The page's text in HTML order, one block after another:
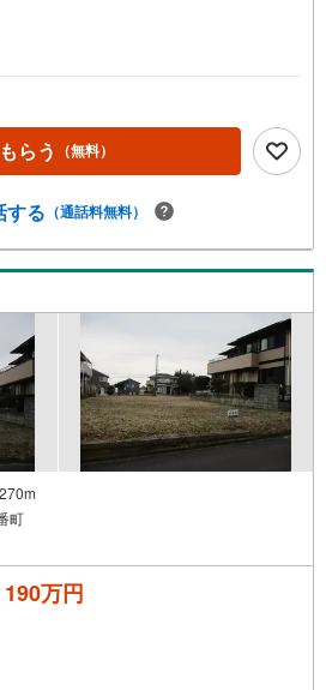
らう （無料）
する （通話料無料）
町
190万円